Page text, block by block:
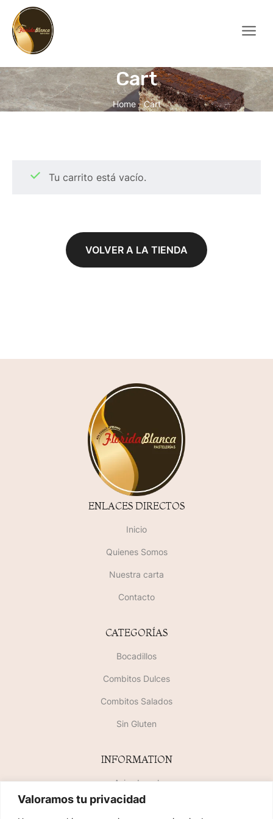
Valoramos tu privacidad
Cart
Home / Cart
Tu carrito está vacío.
VOLVER A LA TIENDA
ENLACES DIRECTOS
Inicio
Quienes Somos
Nuestra carta
Contacto
CATEGORÍAS
Bocadillos
Combitos Dulces
Combitos Salados
Sin Gluten
INFORMATION
Aviso Legal
Política de Privacidad